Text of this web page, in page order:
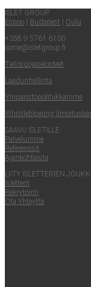
ISLET GROUP
Espoo
Buda­pest
Oulu
+358 9 5761 6100
come@​isletgroup.​fi
Tie­to­suo­ja­se­los­teet
Laa­dun­hal­lin­ta
Ympä­ris­tö­po­li­tiik­kam­me
Whist­le­blowing
SAA­VU ISLETILLE
Pal­ve­lum­me
Refe­rens­sit
Ajan­koh­tais­ta
LII­TY ISLET­TE­RIEN
Islet­te­rit
Rek­ry­toin­ti
Ota Yhteyt­tä